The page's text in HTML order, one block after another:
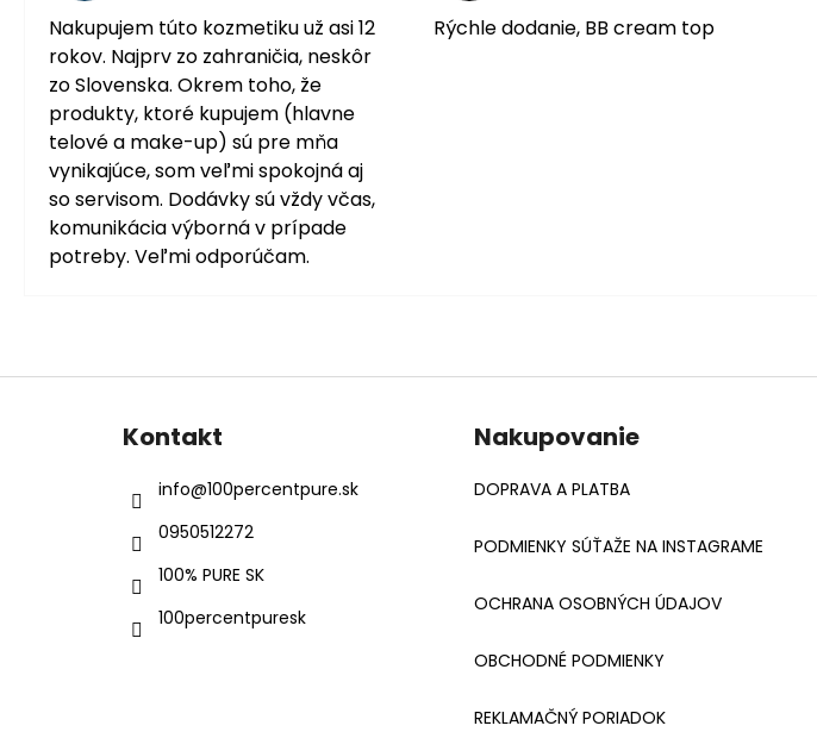
Nakupujem túto kozmetiku už asi 12
rokov. Najprv zo zahraničia, neskôr
zo Slovenska. Okrem toho, že
produkty, ktoré kupujem (hlavne
telové a make-up) sú pre mňa
vynikajúce, som veľmi spokojná aj
so servisom. Dodávky sú vždy včas,
komunikácia výborná v prípade
potreby. Veľmi odporúčam.
Rýchle dodanie, BB cream top
Z
Kontakt
info@100percentpure.sk
0950512272
100% PURE SK
100percentpuresk
Nakupovanie
DOPRAVA A PLATBA
PODMIENKY SÚŤAŽE NA INSTAGRAME
OCHRANA OSOBNÝCH ÚDAJOV
OBCHODNÉ PODMIENKY
REKLAMAČNÝ PORIADOK